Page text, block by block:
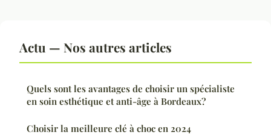
Actu — Nos autres articles
Quels sont les avantages de choisir un spécialiste
en soin esthétique et anti-âge à Bordeaux?
Choisir la meilleure clé à choc en 2024